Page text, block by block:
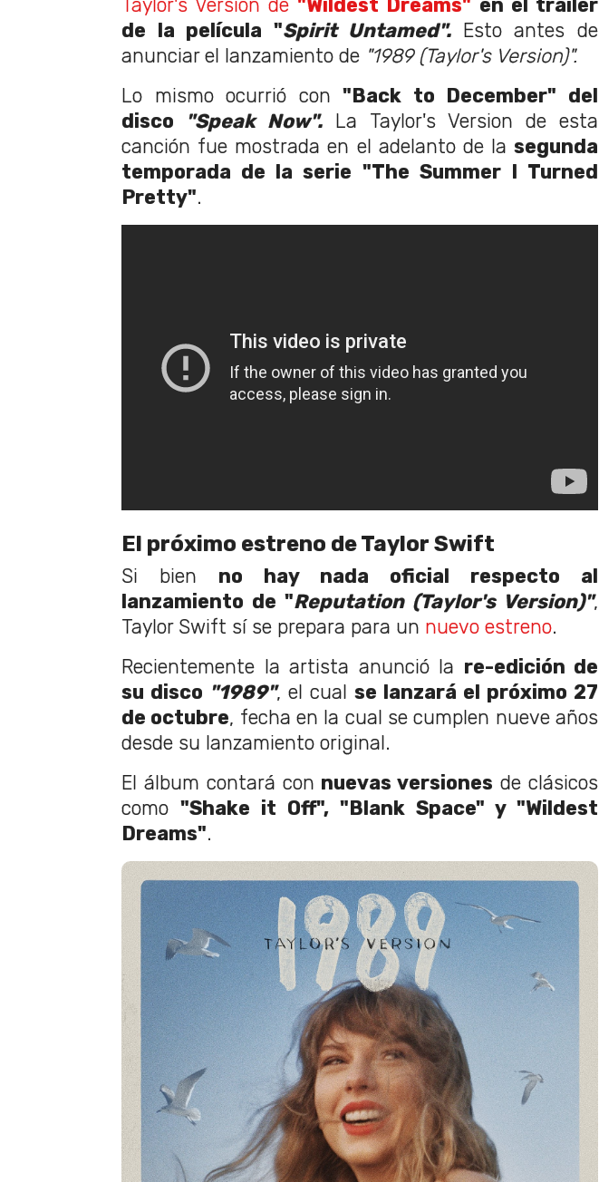
Taylor's Version de "Wildest Dreams" en el tráiler
de la película "Spirit Untamed". Esto antes de
anunciar el lanzamiento de "1989 (Taylor's Version)".
Lo mismo ocurrió con"Back to December" del
disco
"Speak Now". La Taylor's Version de esta
canción fue mostrada en el adelanto de la segunda
temporada de la serie "The Summer I Turned
Pretty".
El próximo estreno de Taylor Swift
Si bien no hay nada oficial respecto al
lanzamiento de "Reputation (Taylor's Version)",
Taylor Swift sí se prepara para un nuevo estreno.
Recientemente la artista anunció la re-edición de
su disco "1989", el cual se lanzará el próximo 27
de octubre, fecha en la cual se cumplen nueve años
desde su lanzamiento original.
El álbum contará con nuevas versiones de clásicos
como "Shake it Off", "Blank Space" y "Wildest
Dreams".